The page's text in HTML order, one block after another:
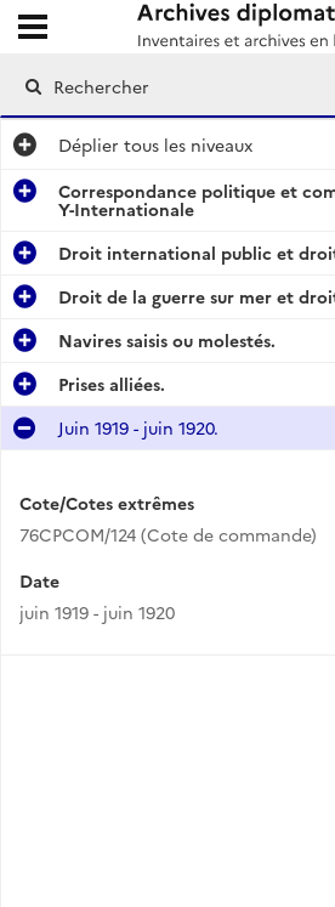
Archives diplomatiques
Ouvrir le menu déroulant
Déplier tous les niveaux
Correspondance politique et
Y-Internationale
Droit international public et
Droit de la guerre sur mer et
Navires saisis ou molestés.
Prises alliées.
Juin 1919 - juin 1920.
Cote/Cotes extrêmes
76CPCOM/124 (Cote de commande)
Date
juin 1919 - juin 1920